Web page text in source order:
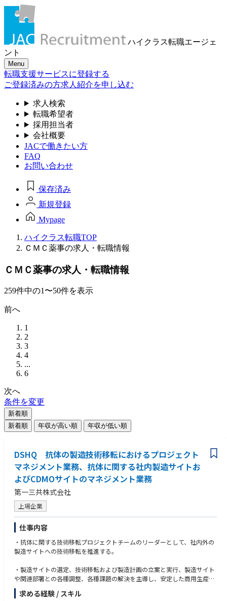
ハイクラス転職エージェ
ント
Menu
転職支援サービスに登録する
ご登録済みの方求人紹介を申し込む
求人検索
転職希望者
採用担当者
会社概要
JACで働きたい方
FAQ
お問い合わせ
保存済み
新規登録
Mypage
ハイクラス転職TOP
ＣＭＣ薬事の求人・転職情報
ＣＭＣ薬事の求人・転職情報
259件中の1〜50件を表示
前へ
1
2
3
4
...
6
次へ
条件を変更
新着順
新着順
年収が高い順 年収が低い順
DSHQ 抗体の製造技術移転におけるプロジェクト
マネジメント業務、抗体に関する社内製造サイトお
よびCDMOサイトのマネジメント業務
第一三共株式会社
上場企業
仕事内容
・抗体に関する技術移転プロジェクトチームのリーダーとして、社内外の
製造サイトへの技術移転を推進する。
・製造サイトの選定、技術移転および製造計画の立案と実行、製造サイト
や関連部署との各種調整、各種課題の解決を主導し、安定した商用生産体
制を構築する。
求める経験 / スキル